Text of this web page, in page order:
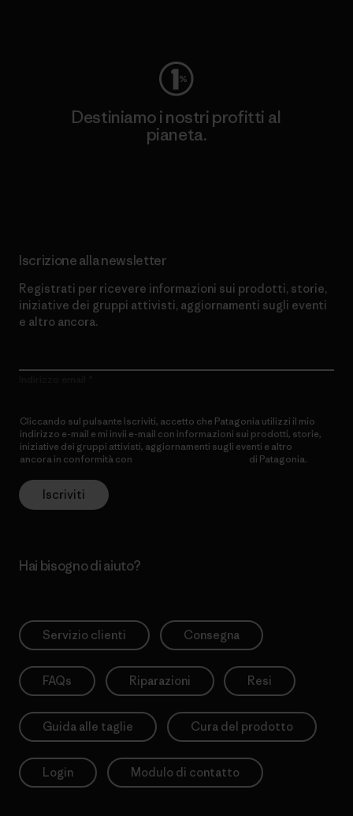
Destiniamo i nostri profitti al
pianeta.
Iscrizione alla newsletter
Registrati per ricevere informazioni sui prodotti, storie,
iniziative dei gruppi attivisti, aggiornamenti sugli eventi
e altro ancora.
Cliccando sul pulsante Iscriviti, accetto che Patagonia utilizzi il mio
indirizzo e-mail e mi invii e-mail con informazioni sui prodotti, storie,
iniziative dei gruppi attivisti, aggiornamenti sugli eventi e altro
ancora in conformità con
di Patagonia.
Iscriviti
Hai bisogno di aiuto?
Servizio clienti Consegna
FAQs Riparazioni Resi
Guida alle taglie Cura del prodotto
Login Modulo di contatto